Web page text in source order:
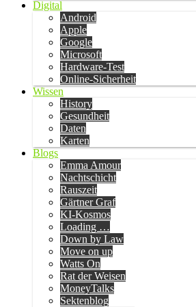
Digital
Android
Apple
Google
Microsoft
Hardware-Test
Online-Sicherheit
Wissen
History
Gesundheit
Daten
Karten
Blogs
Emma Amour
Nachtschicht
Rauszeit
Gärtner Graf
KI-Kosmos
Loading …
Down by Law
Move on up
Watts On
Rat der Weisen
MoneyTalks
Sektenblog